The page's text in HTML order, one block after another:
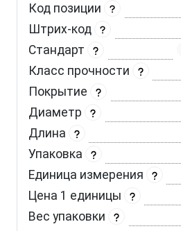
Код позиции
Штрих-код
Стандарт
Класс прочности
Покрытие
Диаметр
Длина
Упаковка
Единица измерения
Цена 1 единицы
Вес упаковки